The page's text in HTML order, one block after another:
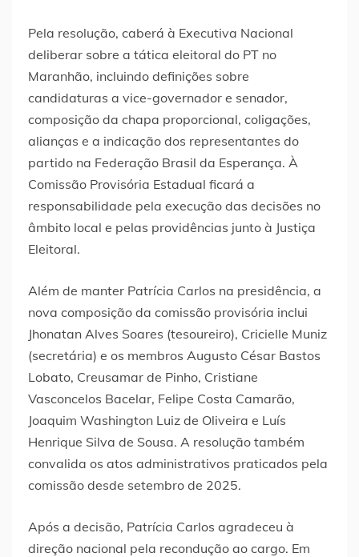
Pela resolução, caberá à Executiva Nacional
deliberar sobre a tática eleitoral do PT no
Maranhão, incluindo definições sobre
candidaturas a vice-governador e senador,
composição da chapa proporcional, coligações,
alianças e a indicação dos representantes do
partido na Federação Brasil da Esperança. À
Comissão Provisória Estadual ficará a
responsabilidade pela execução das decisões no
âmbito local e pelas providências junto à Justiça
Eleitoral.
Além de manter Patrícia Carlos na presidência, a
nova composição da comissão provisória inclui
Jhonatan Alves Soares (tesoureiro), Cricielle Muniz
(secretária) e os membros Augusto César Bastos
Lobato, Creusamar de Pinho, Cristiane
Vasconcelos Bacelar, Felipe Costa Camarão,
Joaquim Washington Luiz de Oliveira e Luís
Henrique Silva de Sousa. A resolução também
convalida os atos administrativos praticados pela
comissão desde setembro de 2025.
Após a decisão, Patrícia Carlos agradeceu à
direção nacional pela recondução ao cargo. Em